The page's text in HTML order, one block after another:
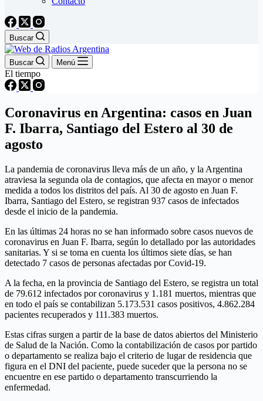
Buscar
Buscar Menú
El tiempo
Coronavirus en Argentina: casos en Juan
F. Ibarra, Santiago del Estero al 30 de
agosto
La pandemia de coronavirus lleva más de un año, y la Argentina
atraviesa la segunda ola de contagios, que afecta en mayor o menor
medida a todos los distritos del país. Al 30 de agosto en Juan F.
Ibarra, Santiago del Estero, se registran 937 casos de infectados
desde el inicio de la pandemia.
En las últimas 24 horas no se han informado sobre casos nuevos de
coronavirus en Juan F. Ibarra, según lo detallado por las autoridades
sanitarias. Y si se toma en cuenta los últimos siete días, se han
detectado 7 casos de personas afectadas por Covid-19.
A la fecha, en la provincia de Santiago del Estero, se registra un total
de 79.612 infectados por coronavirus y 1.181 muertos, mientras que
en todo el país se contabilizan 5.173.531 casos positivos, 4.862.284
pacientes recuperados y 111.383 muertos.
Estas cifras surgen a partir de la base de datos abiertos del Ministerio
de Salud de la Nación. Como la contabilización de casos por partido
o departamento se realiza bajo el criterio de lugar de residencia que
figura en el DNI del paciente, puede suceder que la persona no se
encuentre en ese partido o departamento transcurriendo la
enfermedad.